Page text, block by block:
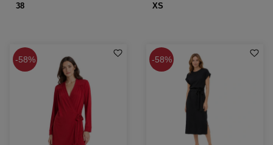
38 XS
58% 58%